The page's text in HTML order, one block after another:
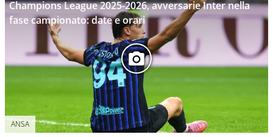
Champions League 2025-2026, avversarie Inter nella
fase campionato: date e orari
ANSA